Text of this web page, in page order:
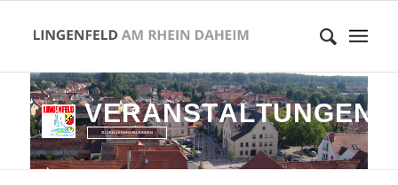
VERANSTALTUNGEN
ZU DEN VERANSTALTUNGEN